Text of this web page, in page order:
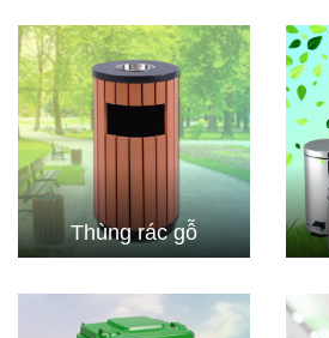
Thùng rác gỗ